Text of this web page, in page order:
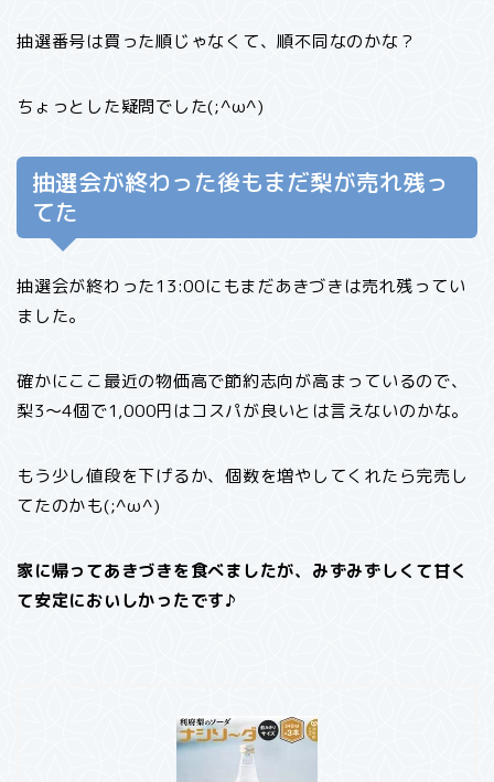
抽選番号は買った順じゃなくて、順不同なのかな？
ちょっとした疑問でした(;^ω^)
抽選会が終わった後もまだ梨が売れ残っ
てた
抽選会が終わった13:00にもまだあきづきは売れ残ってい
ました。
確かにここ最近の物価高で節約志向が高まっているので、
梨3～4個で1,000円はコスパが良いとは言えないのかな。
もう少し値段を下げるか、個数を増やしてくれたら完売し
てたのかも(;^ω^)
家に帰ってあきづきを食べましたが、みずみずしくて甘く
て安定においしかったです♪